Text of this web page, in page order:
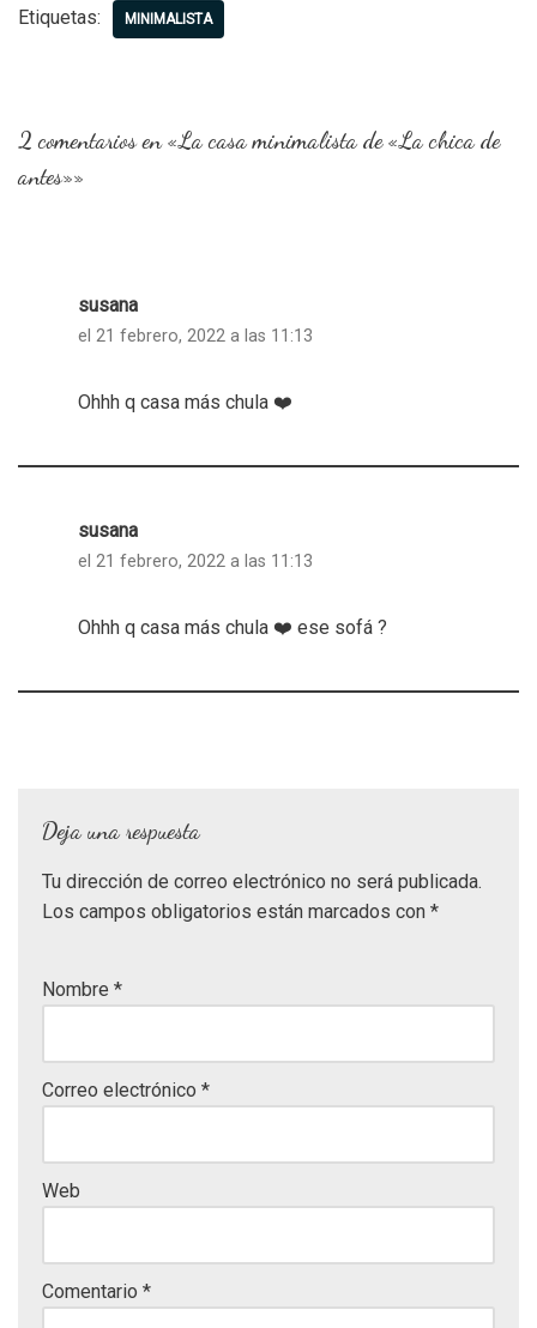
Etiquetas: MINIMALISTA
2 comentarios en «La casa minimalista de «La chica de
antes»»
susana
el 21 febrero, 2022 a las 11:13
Ohhh q casa más chula ❤️
susana
el 21 febrero, 2022 a las 11:13
Ohhh q casa más chula ❤️ ese sofá ?
Deja una respuesta
Tu dirección de correo electrónico no será publicada.
Los campos obligatorios están marcados con *
Nombre *
Correo electrónico *
Web
Comentario *